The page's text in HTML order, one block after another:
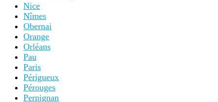
Nice
Nîmes
Obernai
Orange
Orléans
Pau
Paris
Périgueux
Pérouges
Perpignan